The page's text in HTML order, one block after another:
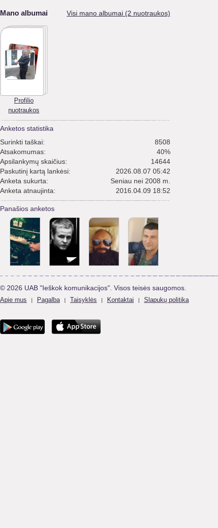
Mano albumai Visi mano albumai (2 nuotraukos)
Profilio
nuotraukos
Anketos statistika
Surinkti taškai:
8508
Atsakomumas:
40%
Apsilankymų skaičius:
14644
Paskutinį kartą lankėsi:
2026.08.07 05:42
Anketa sukurta:
Seniau nei 2008 m.
Anketa atnaujinta:
2016.04.09 18:52
Panašios anketos
© 2026 UAB "Ieškok komunikacijos". Visos teisės saugomos.
Apie mus | Pagalba | Taisyklės | Kontaktai | Slapukų politika